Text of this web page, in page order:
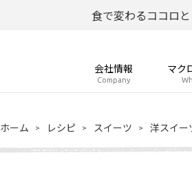
食で変わるココロ
会社情報
Company
マク
ホーム レシピ スイーツ 洋スイー